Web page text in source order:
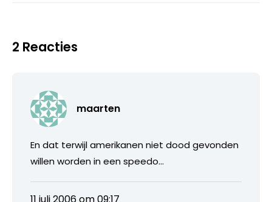
2 Reacties
maarten
En dat terwijl amerikanen niet dood gevonden
willen worden in een speedo…
11 juli 2006 om 09:17